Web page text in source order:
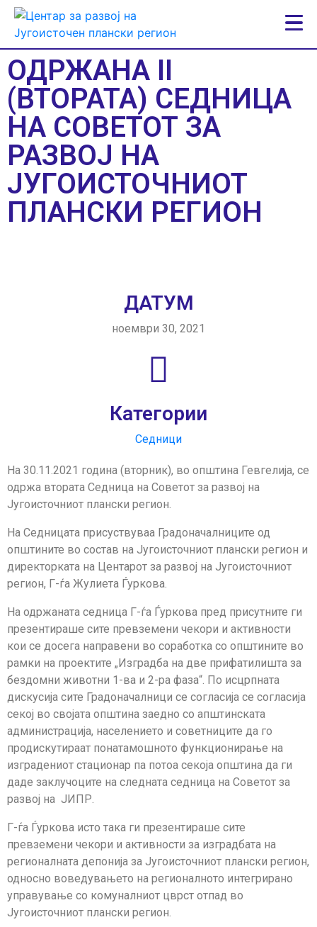
ОДРЖАНА II
(ВТОРАТА) СЕДНИЦА
НА СОВЕТОТ ЗА
РАЗВОЈ НА
ЈУГОИСТОЧНИОТ
ПЛАНСКИ РЕГИОН
ДАТУМ
ноември 30, 2021
Категории
Седници
На 30.11.2021 година (вторник), во општина Гевгелија, се
одржa втората Седница на Советот за развој на
Југоисточниот плански регион.
На Седницата присуствуваа Градоначалниците од
општините во состав на Југоисточниот плански регион и
директорката на Центарот за развој на Југоисточниот
регион, Г-ѓа Жулиета Ѓуркова.
На одржаната седница Г-ѓа Ѓуркова пред присутните ги
презентираше сите превземени чекори и активности
кои се досега направени во соработка со општините во
рамки на проектите „Изградба на две прифатилишта за
бездомни животни 1-ва и 2-ра фаза“. По исцрпната
дискусија сите Градоначалници се согласија се согласија
секој во својата општина заедно со апштинската
администрација, населението и советниците да го
продискутираат понатамошното функционирање на
изградениот стационар па потоа секоја општина да ги
даде заклучоците на следната седница на Советот за
развој на ЈИПР.
Г-ѓа Ѓуркова исто така ги презентираше сите
превземени чекори и активности за изградбата на
регионалната депонија за Југоисточниот плански регион,
односно воведувањето на регионалното интегрирано
управување со комуналниот цврст отпад во
Југоисточниот плански регион.